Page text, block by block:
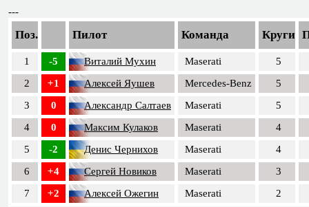
---
Поз. Пилот Команда Круги
1 -5 Виталий Мухин Maserati
5
2
+1 Алексей Яушев Mercedes-Benz
5
3
0 Александр Салтаев Maserati
5
4
0 Максим Кулаков Maserati
4
5
-2 Денис Чернихов Maserati
4
6
+4 Сергей Новиков Maserati
3
7
+2 Алексей Ожегин Maserati 2